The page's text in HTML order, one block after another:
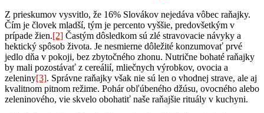
Z prieskumov vysvitlo, že 16% Slovákov nejedáva vôbec raňajky.
Čím je človek mladší, tým je percento vyššie, predovšetkým v
prípade žien.[2] Častým dôsledkom sú zlé stravovacie návyky a
hektický spôsob života. Je nesmierne dôležité konzumovať prvé
jedlo dňa v pokoji, bez zbytočného zhonu. Nutrične bohaté raňajky
by mali pozostávať z cereálií, mliečnych výrobkov, ovocia a
zeleniny[3]. Správne raňajky však nie sú len o vhodnej strave, ale aj
kvalitnom pitnom režime. Pohár obľúbeného džúsu, ovocného alebo
zeleninového, vie skvelo obohatiť naše raňajšie rituály v kuchyni.